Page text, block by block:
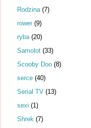
Rodzina (7)
rower (9)
ryba (20)
Samolot (33)
Scooby Doo (8)
serce (40)
Serial TV (13)
sexi (1)
Shrek (7)